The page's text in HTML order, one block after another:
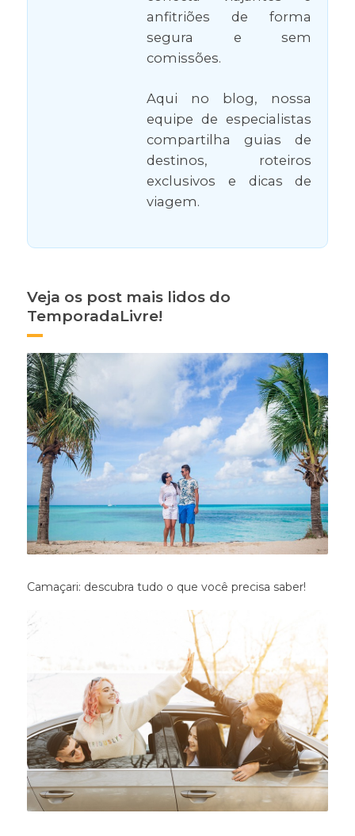
anfitriões de forma
segura e sem
comissões.
Aqui no blog, nossa
equipe de especialistas
compartilha guias de
destinos, roteiros
exclusivos e dicas de
viagem.
Veja os post mais lidos do
TemporadaLivre!
Camaçari: descubra tudo o que você precisa saber!